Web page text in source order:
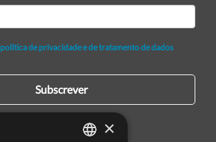
política de privacidade e de tratamento de dados
Subscrever
×